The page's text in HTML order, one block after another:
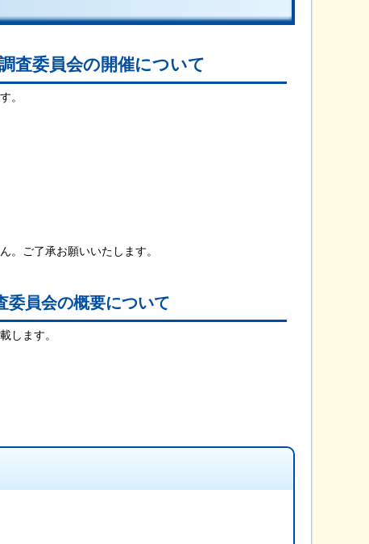
査委員会の開催について
。
ご了承お願いいたします。
委員会の概要について
します。